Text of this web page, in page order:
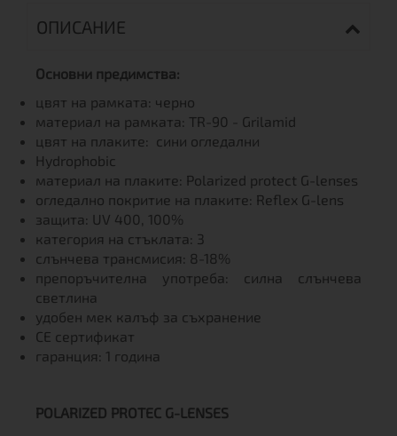
ОПИСАНИЕ
Основни предимства:
цвят на рамката: черно
материал на рамката: TR-90 - Grilamid
цвят на плаките: сини огледални
Hydrophobic
материал на плаките: Polarized protect G-lenses
огледално покритие на плаките: Reflex G-lens
защита: UV 400, 100%
категория на стъклата: 3
слънчева трансмисия: 8-18%
препоръчителна употреба: силна слънчева
светлина
удобен мек калъф за съхранение
CE сертификат
гаранция: 1 година
POLARIZED PROTEC G-LENSES